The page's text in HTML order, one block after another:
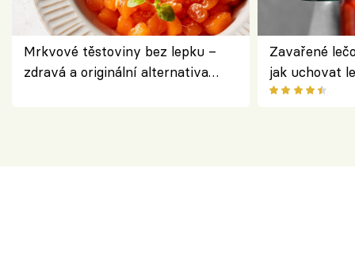
Mrkvové těstoviny bez lepku –
zdravá a originální alternativa
Zavařené
jak uchovat